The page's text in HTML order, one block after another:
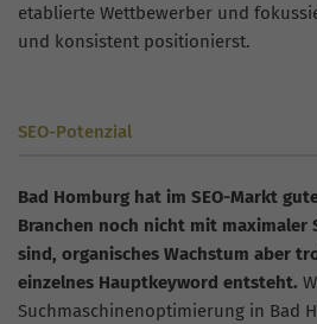
etablierte Wettbewerber und
und konsistent positionierst.
SEO-Potenzial
Bad Homburg hat im SEO-Markt
Branchen noch nicht mit maximaler
sind, organisches Wachstum aber
einzelnes Hauptkeyword entsteht.
Suchmaschinenoptimierung in Bad